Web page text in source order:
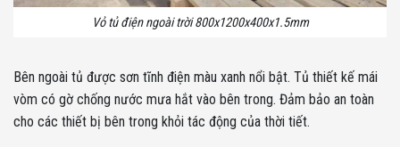
Vỏ tủ điện ngoài trời 800x1200x400x1.5mm
Bên ngoài tủ được sơn tĩnh điện màu xanh nổi bật. Tủ thiết kế mái
vòm có gờ chống nước mưa hắt vào bên trong. Đảm bảo an toàn
cho các thiết bị bên trong khỏi tác động của thời tiết.